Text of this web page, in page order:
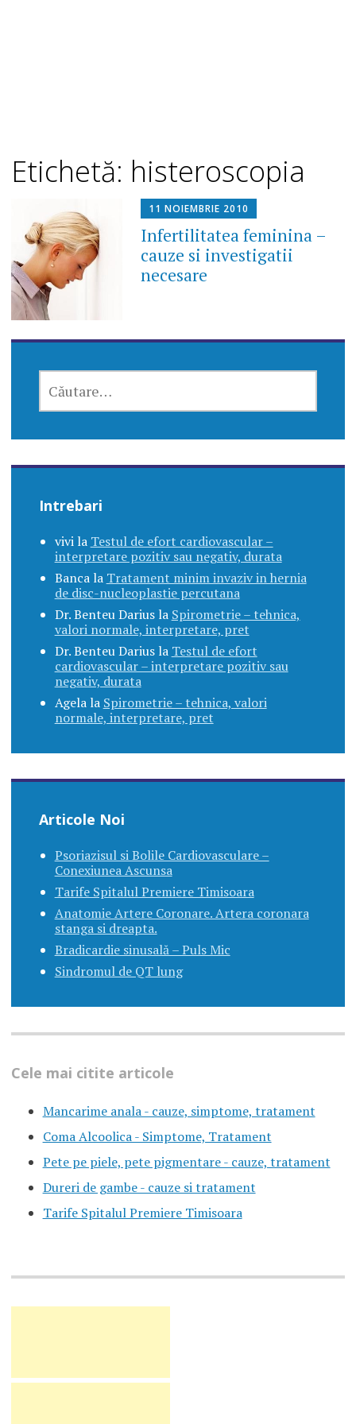
Etichetă: histeroscopia
11 NOIEMBRIE 2010
Infertilitatea feminina –
cauze si investigatii
necesare
DUPĂ:
Intrebari
vivila Testul de efort cardiovascular –
interpretare pozitiv sau negativ, durata
Bancala Tratament minim invaziv in hernia
de disc-nucleoplastie percutana
Dr. Benteu Dariusla Spirometrie – tehnica,
valori normale, interpretare, pret
Dr. Benteu Dariusla Testul de efort
cardiovascular – interpretare pozitiv sau
negativ, durata
Agelala Spirometrie – tehnica, valori
normale, interpretare, pret
Articole Noi
Psoriazisul si Bolile Cardiovasculare –
Conexiunea Ascunsa
Tarife Spitalul Premiere Timisoara
Anatomie Artere Coronare. Artera coronara
stanga si dreapta.
Bradicardie sinusală – Puls Mic
Sindromul de QT lung
Cele mai citite articole
Mancarime anala - cauze, simptome, tratament
Coma Alcoolica - Simptome, Tratament
Pete pe piele, pete pigmentare - cauze, tratament
Dureri de gambe - cauze si tratament
Tarife Spitalul Premiere Timisoara